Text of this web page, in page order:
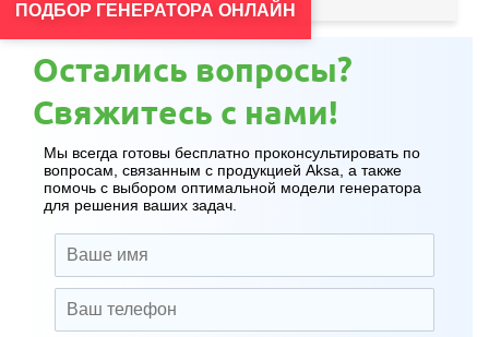
Остались вопросы?
Свяжитесь с нами!
Мы всегда готовы бесплатно проконсультировать по
вопросам, связанным с продукцией Aksa, а также
помочь с выбором оптимальной модели генератора
для решения ваших задач.
ПОДБОР ГЕНЕРАТОРА ОНЛАЙН